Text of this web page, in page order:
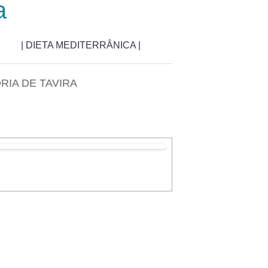
| DIETA MEDITERRÂNICA |
DE TAVIRA